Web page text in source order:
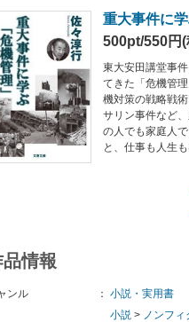
重大事件に
500pt/550円(
東大安田講堂事
てきた「危機管
機対策の戦略戦
サリン事件など
の人でも家庭人
と、仕事も人生も
情報
ンル ： 小説・実用書
小説 > ノンフィ